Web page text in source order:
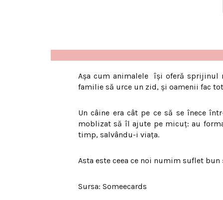
Așa cum animalele își oferă sprijinul
familie să urce un zid, și oamenii fac
Un câine era cât pe ce să se înece
moblizat să îl ajute pe micuț: au
timp, salvându-i viața.
Asta este ceea ce noi numim suflet
Sursa: Someecards